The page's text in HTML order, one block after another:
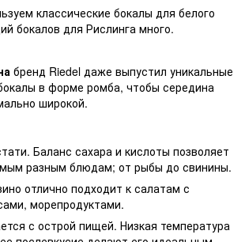
классические бокалы для белого
бокалов для Рислинга много.
бренд Riedel даже выпустил уникальные
в форме ромба, чтобы середина
широкой.
Баланс сахара и кислоты позволяет
разным блюдам; от рыбы до свинины.
отлично подходит к салатам с
морепродуктами.
с острой пищей. Низкая температура